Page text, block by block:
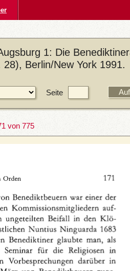
1: Die
Berlin/New York 1991.
Seite
von 775